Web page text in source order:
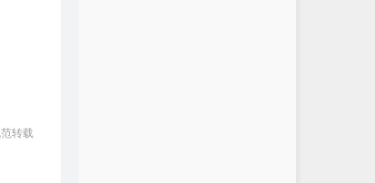
转载